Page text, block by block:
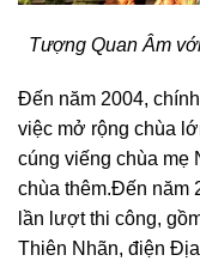
Tượng Quan Âm
Đến năm 2004,
việc mở rộng chùa
cúng viếng chùa mẹ
chùa thêm.Đến năm
lần lượt thi công,
Thiên Nhãn, điện